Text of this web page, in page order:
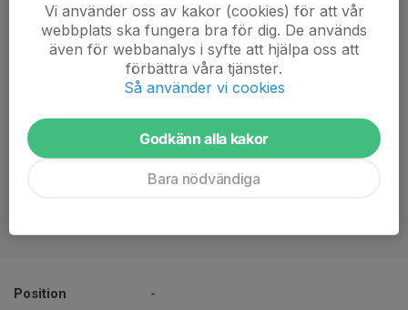
Position -
Vi använder oss av kakor (cookies) för att vår
webbplats ska fungera bra för dig. De används
även för webbanalys i syfte att hjälpa oss att
förbättra våra tjänster.
Så använder vi cookies
Godkänn alla kakor
Bara nödvändiga